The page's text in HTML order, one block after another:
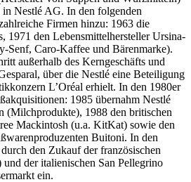
in Nestlé AG. In den folgenden
Firmen hinzu: 1963 die
1971 den Lebensmittelhersteller Ursina-
Senf, Caro-Kaffee und Bärenmarke).
außerhalb des Kerngeschäfts und
über die Nestlé eine Beteiligung
L’Oréal erhielt. In den 1980er
1985 übernahm Nestlé
(Milchprodukte), 1988 den britischen
Mackintosh (u.a. KitKat) sowie den
Buitoni. In den
den Zukauf der französischen
der italienischen San Pellegrino
ein.